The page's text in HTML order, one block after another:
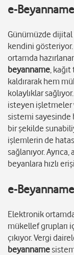
e-
Günümüzde
kendini
ortamda
beyanname ,
kaldırarak hem
kolaylıklar
isteyen işletmeler
sistemi sayesinde
bir şekilde
işlemlerin de
sağlanıyor.
beyanlara hızlı
e-
Elektronik
mükellef grupları
çıkıyor. Vergi
beyanname